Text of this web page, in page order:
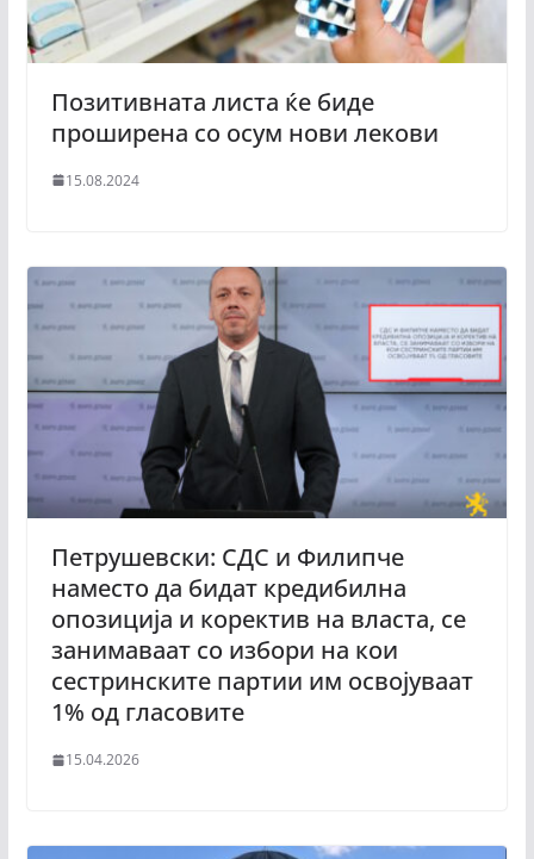
Позитивната листа ќе биде
проширена со осум нови лекови
15.08.2024
Петрушевски: СДС и Филипче
наместо да бидат кредибилна
опозиција и коректив на власта, се
занимаваат со избори на кои
сестринските партии им освојуваат
1% од гласовите
15.04.2026